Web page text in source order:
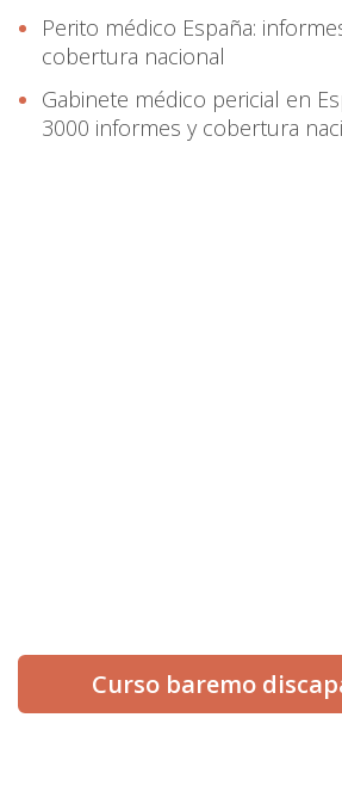
Perito médico España:
cobertura nacional
Gabinete médico pericial en
3000 informes y cobertura
Curso baremo